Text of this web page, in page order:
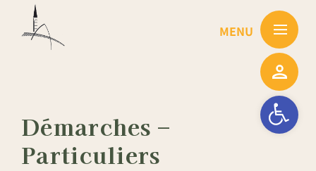
Ouvrir la
Démarches –
Particuliers